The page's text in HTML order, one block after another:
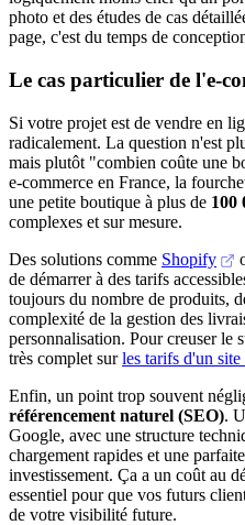
photo et des études de cas
page, c'est du temps de
Le cas particulier de l'e-
Si votre projet est de vendre en
radicalement. La question n'est
mais plutôt "combien coûte une
e-commerce en France, la
une petite boutique à plus de 100
complexes et sur mesure.
Des solutions comme Shopify
de démarrer à des tarifs
toujours du nombre de produits,
complexité de la gestion des
personnalisation. Pour creuser le
très complet surles tarifs d'un site
Enfin, un point trop souvent
référencement naturel (SEO).
Google, avec une structure
chargement rapides et une
investissement. Ça a un coût au
essentiel pour que vos futurs
de votre visibilité future.